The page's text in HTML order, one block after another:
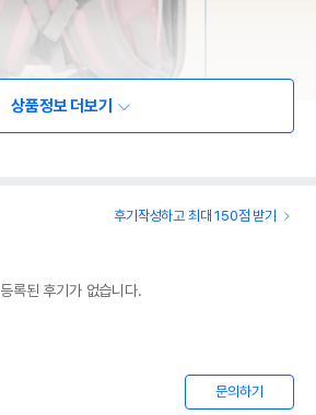
상품정보 더보기
후기작성하고 최대 150점 받기
등록된 후기가 없습니다.
문의하기